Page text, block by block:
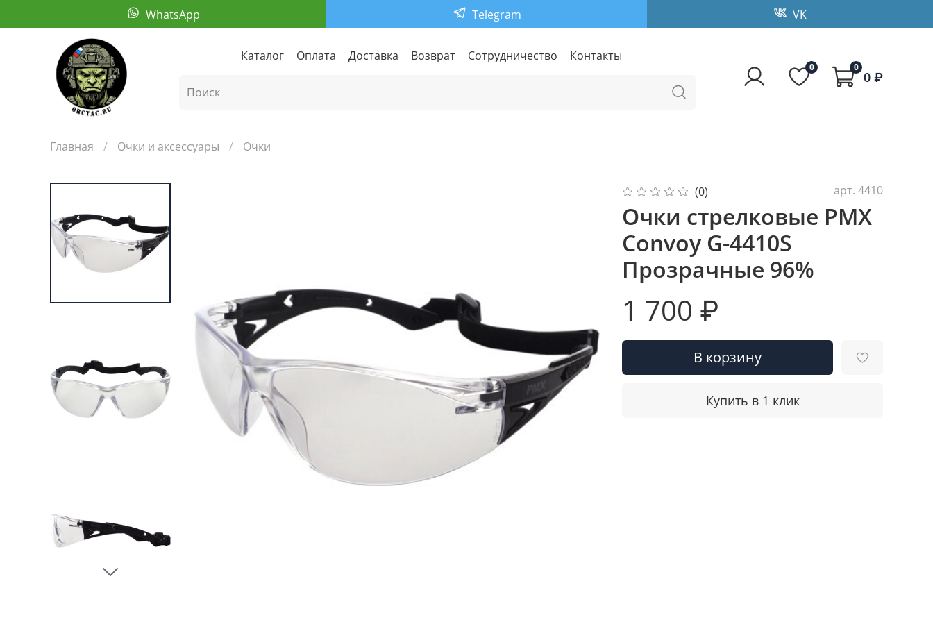
WhatsApp Telegram VK
Каталог Оплата Доставка Возврат Сотрудничество Контакты
0 0
0 ₽
Главная Очки и аксессуары Очки
(0) арт. 4410
Очки стрелковые PMX
Convoy G-4410S
Прозрачные 96%
1 700 ₽
В корзину
Купить в 1 клик